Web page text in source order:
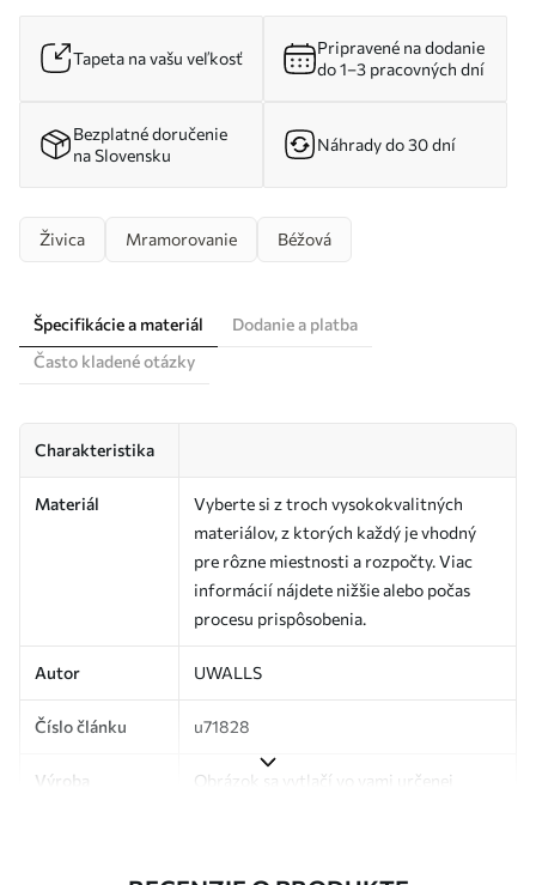
Tapeta na vašu veľkosť
Pripravené na dodanie
do 1–3 pracovných dní
Bezplatné doručenie
na Slovensku
Náhrady do 30 dní
Živica Mramorovanie Béžová
Špecifikácie a materiál
Dodanie a platba
Často kladené otázky
Charakteristika
Materiál
Vyberte si z troch vysokokvalitných
materiálov, z ktorých každý je vhodný
pre rôzne miestnosti a rozpočty. Viac
informácií nájdete nižšie alebo počas
procesu prispôsobenia.
Autor UWALLS
Číslo článku u71828
Výroba
Obrázok sa vytlačí vo vami určenej